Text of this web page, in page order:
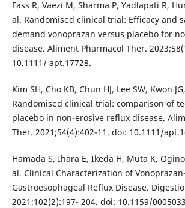
Fass R, Vaezi M, Sharma P, Yadlapati R,
al. Randomised clinical trial: Efficacy and
demand vonoprazan versus placebo for
disease. Aliment Pharmacol Ther.
10.1111/ apt.17728.
Kim SH, Cho KB, Chun HJ, Lee SW, Kwon
Randomised clinical trial: comparison of
placebo in non-erosive reflux disease.
Ther. 2021;54(4):402-11. doi: 10.1111/
Hamada S, Ihara E, Ikeda H, Muta K,
al. Clinical Characterization of
Gastroesophageal Reflux Disease.
2021;102(2):197- 204. doi: 10.1159/